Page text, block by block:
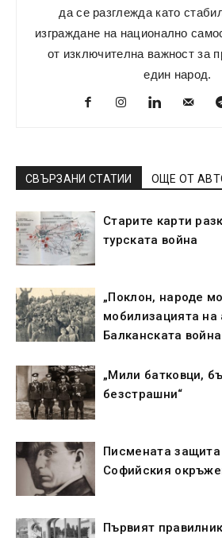
да се разглежда като
изграждане на национално
от изключителна важност за
един народ.
СВЪРЗАНИ СТАТИИ ОЩЕ ОТ
Старите карти
турската война
„Поклон, народе
мобилизацията на
Балканската война
„Мили батковци,
безстрашни“
Писмената
Софийския
Първият